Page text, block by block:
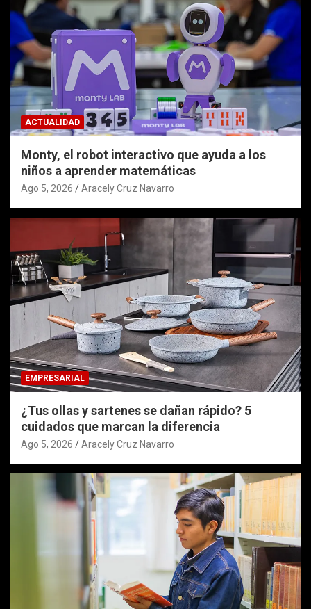
ACTUALIDAD
Monty, el robot interactivo que ayuda a los
niños a aprender matemáticas
Ago 5, 2026 Aracely Cruz Navarro
EMPRESARIAL
¿Tus ollas y sartenes se dañan rápido? 5
cuidados que marcan la diferencia
Ago 5, 2026 Aracely Cruz Navarro